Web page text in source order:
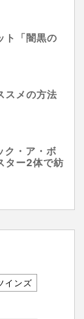
ト「闇黒の
スメの方法
ク・ア・ボ
ター2体で紡
インズ